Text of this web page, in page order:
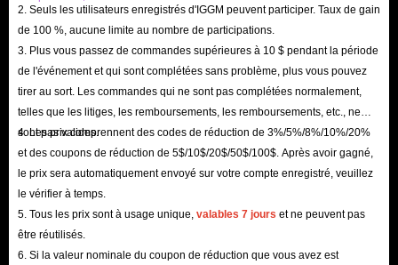
4. Sélectionnez un mode de paiement et complétez le paiement pour
attendre la livraison.
Dans l'ensemble, IGGM.com est le meilleur marché de trading pour acheter
de l'or Whitemane Maelstrom Alliance / Horde pas cher. Nous sommes
impatients de vous aider à réaliser vos plus grandes réalisations et votre
expérience de jeu.
2. Seuls les utilisateurs enregistrés d'IGGM peuvent participer. Taux de gain
de 100 %, aucune limite au nombre de participations.
3. Plus vous passez de commandes supérieures à 10 $ pendant la période
de l'événement et qui sont complétées sans problème, plus vous pouvez
tirer au sort. Les commandes qui ne sont pas complétées normalement,
telles que les litiges, les remboursements, les remboursements, etc., ne
sont pas valides.
4. Les prix comprennent des codes de réduction de 3%/5%/8%/10%/20%
et des coupons de réduction de 5$/10$/20$/50$/100$. Après avoir gagné,
le prix sera automatiquement envoyé sur votre compte enregistré, veuillez
le vérifier à temps.
5. Tous les prix sont à usage unique, valables 7 jours et ne peuvent pas
être réutilisés.
6. Si la valeur nominale du coupon de réduction que vous avez est